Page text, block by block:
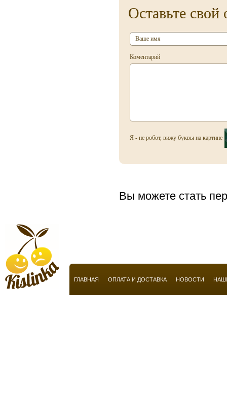
Armaf
Armand Basi
Armani
Atelier Flou
Оставьте свой
Коментарий
Я - не робот, вижу буквы на картине
Вы можете стать
ГЛАВНАЯ ОПЛАТА И ДОСТАВКА НОВОСТИ